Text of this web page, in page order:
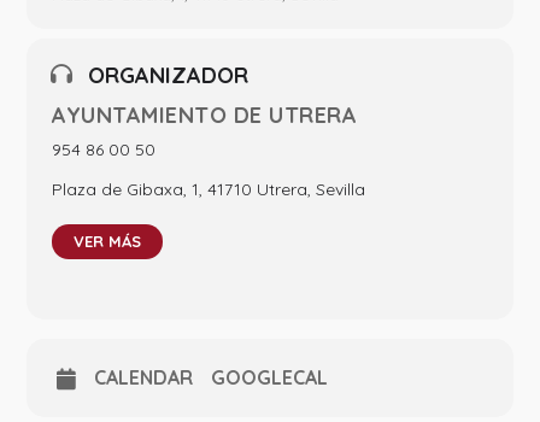
ORGANIZADOR
AYUNTAMIENTO DE UTRERA
954 86 00 50
Plaza de Gibaxa, 1, 41710 Utrera, Sevilla
VER MÁS
CALENDAR GOOGLECAL